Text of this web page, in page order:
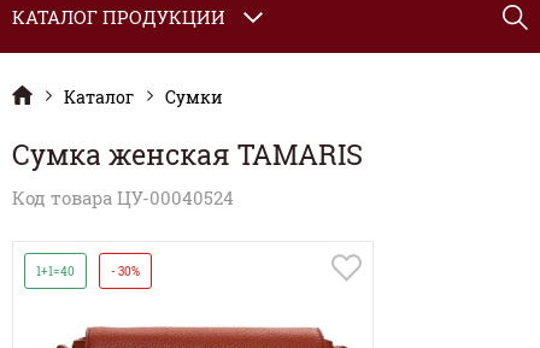
КАТАЛОГ ПРОДУКЦИИ
Каталог Сумки
Сумка женская TAMARIS
Код товара ЦУ-00040524
1+1=40 - 30%